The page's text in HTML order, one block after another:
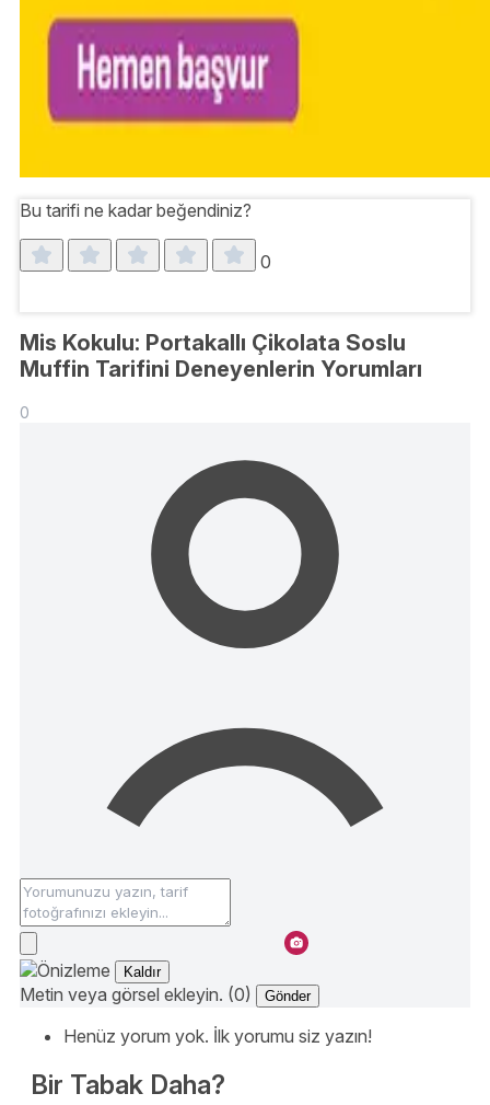
Bu tarifi ne kadar beğendiniz?
0
Mis Kokulu: Portakallı Çikolata Soslu
Muffin Tarifini Deneyenlerin Yorumları
0
Kaldır
Metin veya görsel ekleyin. (0) Gönder
Henüz yorum yok. İlk yorumu siz yazın!
Bir Tabak Daha?